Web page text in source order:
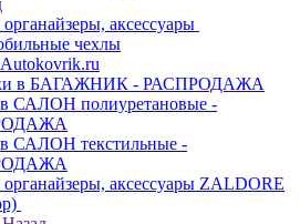
аксессуары
чехлы
в БАГАЖНИК - РАСПРОДАЖА
САЛОН полиуретановые -
САЛОН текстильные -
аксессуары ZALDORE